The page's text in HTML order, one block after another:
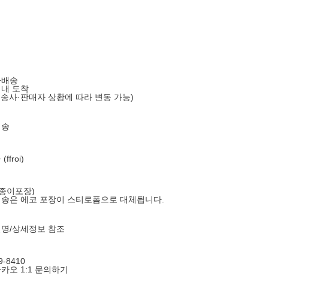
송
도착
사·판매자 상황에 따라 변동 가능)
(ffroi)
이포장)
은 에코 포장이 스티로폼으로 대체됩니다.
/상세정보 참조
8410
오 1:1 문의하기